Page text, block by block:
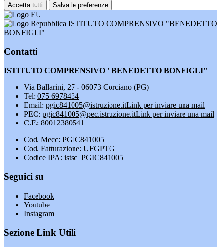
Accetta tutti Salva le preferenze
ISTITUTO COMPRENSIVO "BENEDETTO
BONFIGLI"
Contatti
ISTITUTO COMPRENSIVO "BENEDETTO BONFIGLI"
Via Ballarini, 27 - 06073 Corciano (PG)
Tel: 075 6978434
Email: pgic841005@istruzione.itLink per inviare una mail
PEC: pgic841005@pec.istruzione.itLink per inviare una mail
C.F.: 80012380541
Cod. Mecc: PGIC841005
Cod. Fatturazione: UFGPTG
Codice IPA: istsc_PGIC841005
Seguici su
Facebook
Youtube
Instagram
Sezione Link Utili